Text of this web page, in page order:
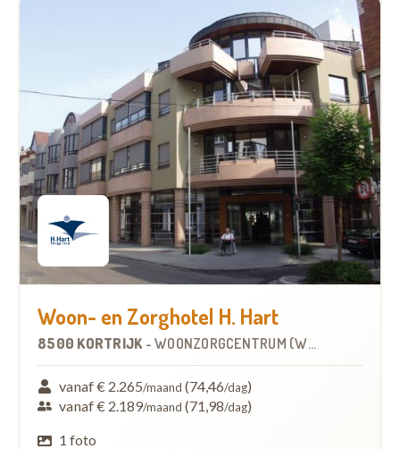
Woon- en Zorghotel H. Hart
8500 KORTRIJK - WOONZORGCENTRUM (WZC)
vanaf € 2.265/maand (74,46/dag)
vanaf € 2.189/maand (71,98/dag)
1 foto